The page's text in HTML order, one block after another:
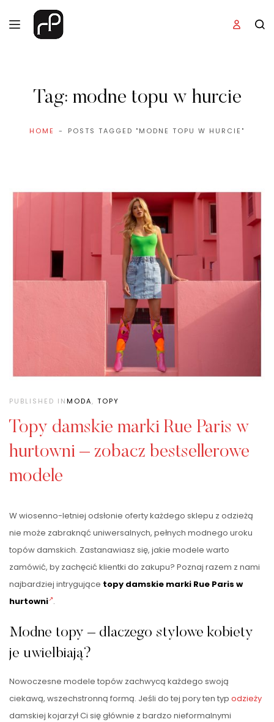
Tag: modne topu w hurcie
HOME POSTS TAGGED "MODNE TOPU W HURCIE"
PUBLISHED INMODA, TOPY
Topy damskie marki Rue Paris w
hurtowni – zobacz bestsellerowe
modele
W wiosenno-letniej odsłonie oferty każdego sklepu z odzieżą
nie może zabraknąć uniwersalnych, pełnych modnego uroku
topów damskich. Zastanawiasz się, jakie modele warto
zamówić, by zachęcić klientki do zakupu? Poznaj razem z nami
najbardziej intrygujące topy damskie marki Rue Paris w
hurtowni .
Modne topy – dlaczego stylowe kobiety
je uwielbiają?
Nowoczesne modele topów zachwycą każdego swoją
ciekawą, wszechstronną formą. Jeśli do tej pory ten typ odzieży
damskiej kojarzył Ci się głównie z bardzo nieformalnymi